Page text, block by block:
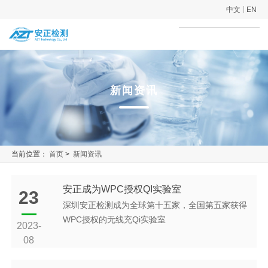
中文 EN
新闻资讯
当前位置：首页 > 新闻资讯
23
2023-
08
安正成为WPC授权QI实验室
深圳安正检测成为全球第十五家，全国第五家获得
WPC授权的无线充Qi实验室